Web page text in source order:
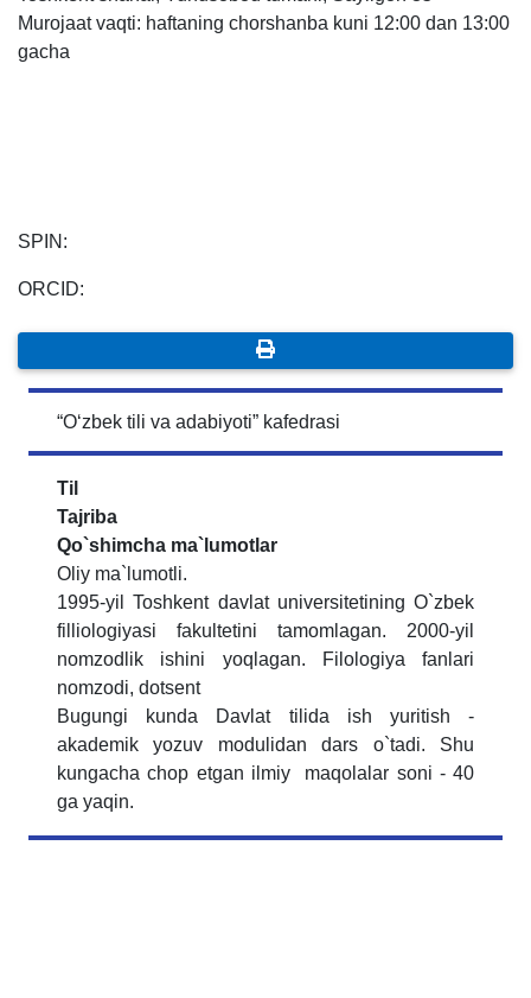
Murojaat vaqti: haftaning chorshanba kuni 12:00 dan 13:00
gacha
SPIN:
ORCID:
“O‘zbek tili va adabiyoti” kafedrasi
Til
Tajriba
Qo`shimcha ma`lumotlar
Oliy ma`lumotli.
1995-yil Toshkent davlat universitetining O`zbek
filliologiyasi fakultetini tamomlagan. 2000-yil
nomzodlik ishini yoqlagan. Filologiya fanlari
nomzodi, dotsent
Bugungi kunda Davlat tilida ish yuritish -
akademik yozuv modulidan dars o`tadi. Shu
kungacha chop etgan ilmiy maqolalar soni - 40
ga yaqin.